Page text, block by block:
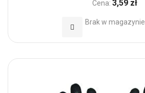
Cena: 3,59 zł
Brak w magazynie
Dodaj do Ulubionych